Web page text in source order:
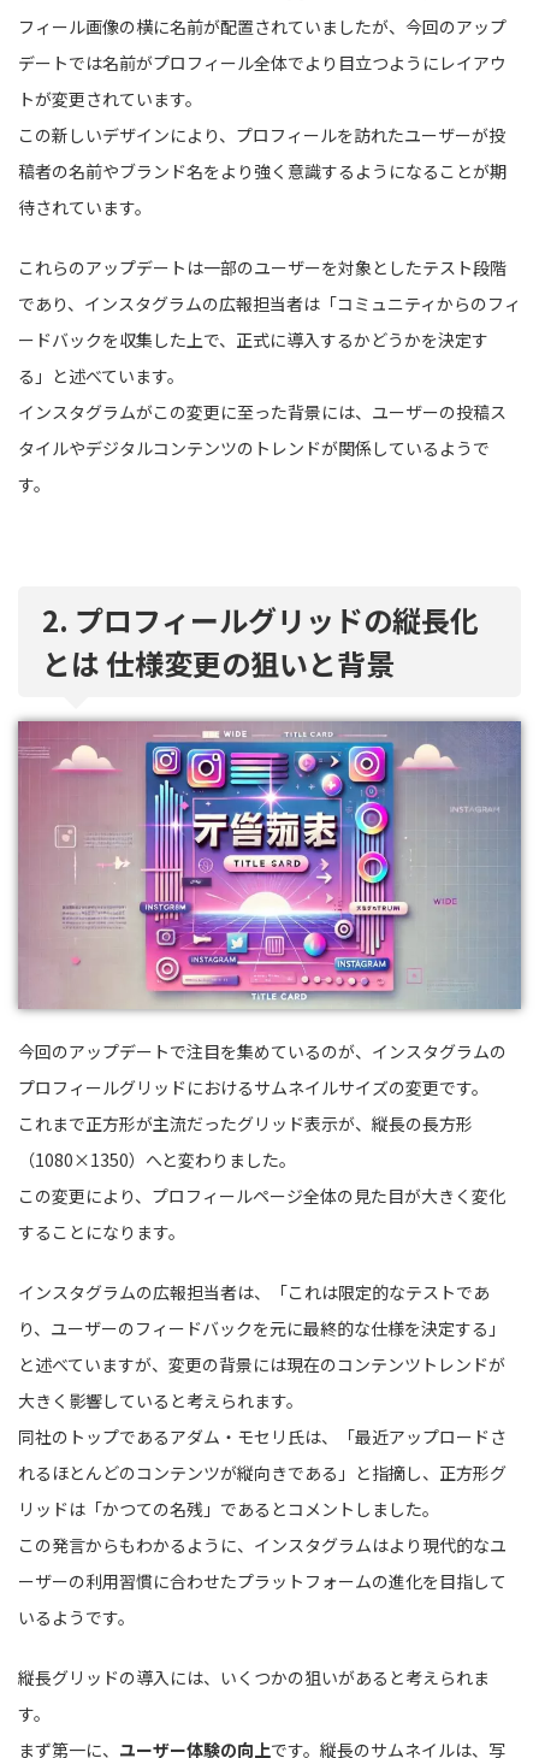
フィール画像の横に名前が配置されていましたが、今回のアップ
デートでは名前がプロフィール全体でより目立つようにレイアウ
トが変更されています。
この新しいデザインにより、プロフィールを訪れたユーザーが投
稿者の名前やブランド名をより強く意識するようになることが期
待されています。
これらのアップデートは一部のユーザーを対象としたテスト段階
であり、インスタグラムの広報担当者は「コミュニティからのフィ
ードバックを収集した上で、正式に導入するかどうかを決定す
る」と述べています。
インスタグラムがこの変更に至った背景には、ユーザーの投稿ス
タイルやデジタルコンテンツのトレンドが関係しているようで
す。
2. プロフィールグリッドの縦長化
とは 仕様変更の狙いと背景
今回のアップデートで注目を集めているのが、インスタグラムの
プロフィールグリッドにおけるサムネイルサイズの変更です。
これまで正方形が主流だったグリッド表示が、縦長の長方形
（1080×1350）へと変わりました。
この変更により、プロフィールページ全体の見た目が大きく変化
することになります。
インスタグラムの広報担当者は、「これは限定的なテストであ
り、ユーザーのフィードバックを元に最終的な仕様を決定する」
と述べていますが、変更の背景には現在のコンテンツトレンドが
大きく影響していると考えられます。
同社のトップであるアダム・モセリ氏は、「最近アップロードさ
れるほとんどのコンテンツが縦向きである」と指摘し、正方形グ
リッドは「かつての名残」であるとコメントしました。
この発言からもわかるように、インスタグラムはより現代的なユ
ーザーの利用習慣に合わせたプラットフォームの進化を目指して
いるようです。
縦長グリッドの導入には、いくつかの狙いがあると考えられま
す。
まず第一に、 ユーザー体験の向上です。縦長のサムネイルは、写